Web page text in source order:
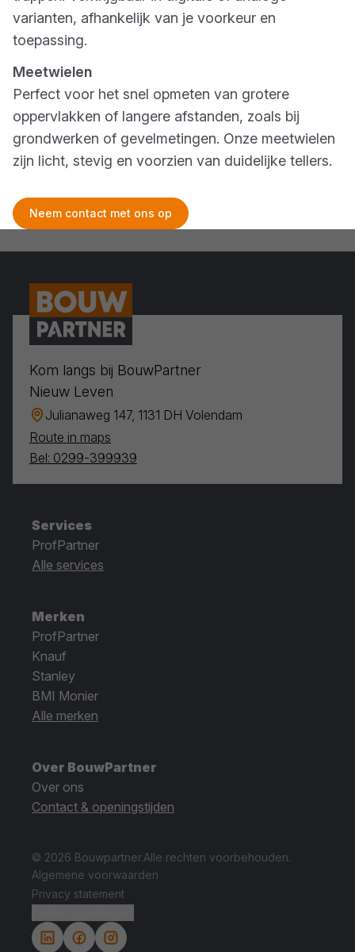
varianten, afhankelijk van je voorkeur en
toepassing.
Meetwielen
Perfect voor het snel opmeten van grotere
oppervlakken of langere afstanden, zoals bij
grondwerken of gevelmetingen. Onze meetwielen
zijn licht, stevig en voorzien van duidelijke tellers.
Neem contact met ons op
Kom langs bij BouwPartner
Nieuw Leven
Julianaweg 147, 1131 DH Volendam
Route in maps
Bel: 0299-399939
Services
ProfPartner
Alle services
Merken
ProfPartner
Knauf
Stanley
BMI Monier
Alle merken
Over BouwPartner
Over ons
Contact & openingstijden
© 2026 Bouwpartner.Alle rechten voorbehouden.
Algemene voorwaarden
Privacy statement